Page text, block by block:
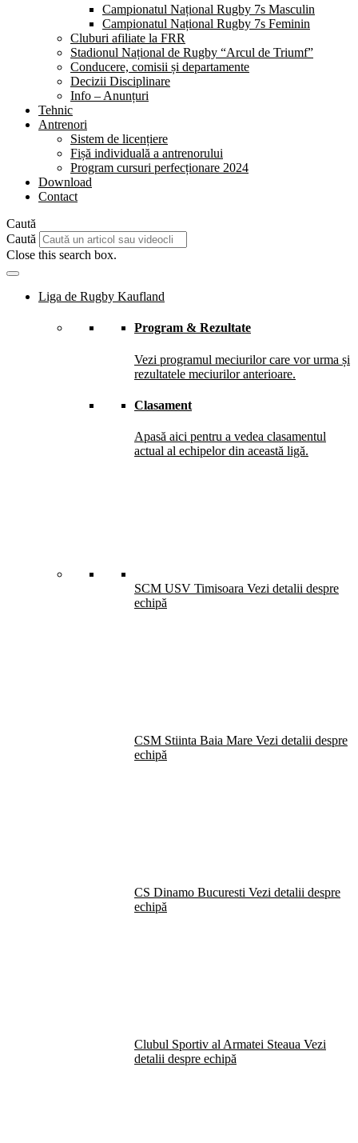
Campionatul Național Rugby 7s Masculin
Campionatul Național Rugby 7s Feminin
Cluburi afiliate la FRR
Stadionul Național de Rugby “Arcul de Triumf”
Conducere, comisii și departamente
Decizii Disciplinare
Info – Anunțuri
Tehnic
Antrenori
Sistem de licențiere
Fișă individuală a antrenorului
Program cursuri perfecționare 2024
Download
Contact
Caută
Caută
Close this search box.
Liga de Rugby Kaufland
Program & Rezultate
Vezi programul meciurilor care vor urma și
rezultatele meciurilor anterioare.
Clasament
Apasă aici pentru a vedea clasamentul
actual al echipelor din această ligă.
SCM USV Timisoara Vezi detalii despre
echipă
CSM Stiinta Baia Mare Vezi detalii despre
echipă
CS Dinamo Bucuresti Vezi detalii despre
echipă
Clubul Sportiv al Armatei Steaua Vezi
detalii despre echipă